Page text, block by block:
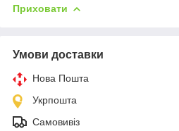
Приховати
Умови доставки
Нова Пошта
Укрпошта
Самовивіз